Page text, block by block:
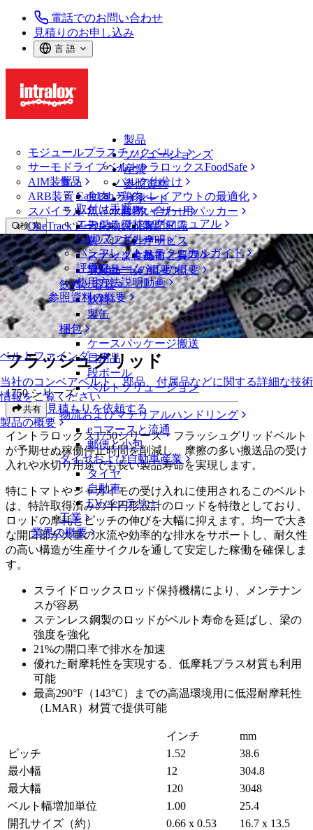
電話でのお問い合わせ
見積りのお申し込み
言 語
製品
モジュールプラスチックベルト
サーモドライブベルト
AIM装置
ARB装置
スパイラル
OneTrackツールおよび部品
ベルトファインダー
当社のコンベアベルト、部品、付属品などに関する詳細な技術
情報をご覧ください
製品の概要
ソリューションズ
イントラロックスFoodSafe
バルク仕分け
ラインレイアウトの最適化
パレタイザー用パッカー
専門知識
サービス
技術
ソリューションの概要
産業
食品
食肉、鶏肉
魚と水産物
青果物
製パン
スナック食品
乳製品
飲料と容器
飲料
製缶
梱包
ケースパッケージ搬送
日用品
段ボール
ベルトソリューション
物流およびマテリアルハンドリング
eコマースと流通
郵便と小包
タイヤおよび自動車産業
タイヤ
自動車
EVバッテリー
工業
業界の概要
参照資料
CalcLab
取付け手順
エンジニアリングマニュアル
CADファイル
パンフレット・テクニカルガイド
評価フォーム
使用方法説明動画
参照資料の概要
サポート
お問い合わせ
保証
方針声明
よくあるご質問
サポートの概要
検 索
メニューを開く
ベルトファインダー
ベルトファインダー
モジュールプラスチックベルト
1750 シリーズ
フラッシュグリッド
フラッシュグリッド
1750 シリーズ
共有 見積もりを依頼する
イントラロックス1750シリーズ・フラッシュグリッドベルト
が予期せぬ稼働停止時間を削減し、摩擦の多い搬送品の受け
入れや水切り用途でも長い製品寿命を実現します。
特にトマトやジャガイモの受け入れに使用されるこのベルト
は、特許取得済みの半円形設計のロッドを特徴としており、
ロッドの摩耗とピッチの伸びを大幅に抑えます。均一で大き
な開口部が大量の水流や効率的な排水をサポートし、耐久性
の高い構造が生産サイクルを通して安定した稼働を確保しま
す。
スライドロックスロッド保持機構により、メンテナン
スが容易
ステンレス鋼製のロッドがベルト寿命を延ばし、梁の
強度を強化
21%の開口率で排水を加速
優れた耐摩耗性を実現する、低摩耗プラス材質も利用
可能
最高290°F（143°C）までの高温環境用に低湿耐摩耗性
（LMAR）材質で提供可能
インチ
mm
ピッチ
1.52
38.6
最小幅
12
304.8
最大幅
120
3048
ベルト幅増加単位
1.00
25.4
開孔サイズ（約）
0.66 x 0.53
16.7 x 13.5